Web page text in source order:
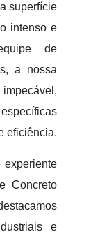
superfície
intenso e
de
a nossa
eficiência.
experiente
Concreto
e